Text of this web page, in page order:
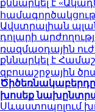
քննարկել է
Ավստրալիան
դոլարի
ռազմաօդային
քննարկել է
զբոսաշրջային
Ծիծեռնակաբերդը
խոսեք
Սևաստոպոլում